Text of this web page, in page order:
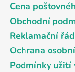
Cena
Obchodní
Reklamační řád
Ochrana
Podmínky užití